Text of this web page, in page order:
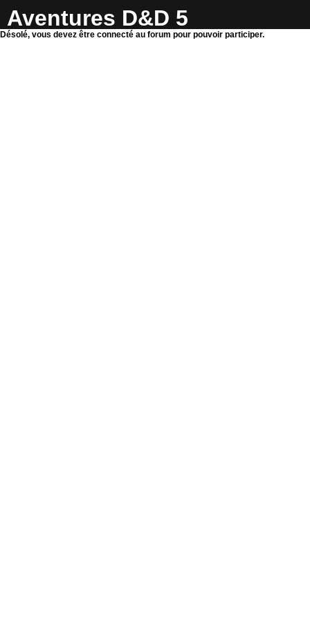
Aventures D&D 5
Désolé, vous devez être connecté au forum pour pouvoir participer.